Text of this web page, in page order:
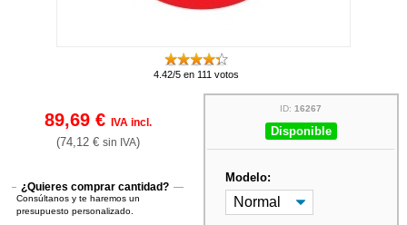
4.42/5 en 111 votos
89,69 € IVA incl.
(74,12 € sin IVA)
¿Quieres comprar cantidad?
Consúltanos y te haremos un
presupuesto personalizado.
ID:16267
Disponible
Modelo: